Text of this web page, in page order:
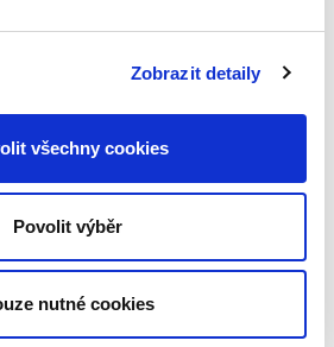
Zobrazit detaily
všechny cookies
Povolit výběr
nutné cookies
lze tato...
Ochrana důvěrných
informací v
obchodním styku
Štenglová,Dalibor Nový,a kol.